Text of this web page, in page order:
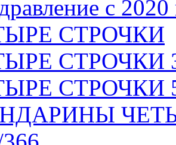
с 2020
СТРОЧКИ
СТРОЧКИ 3
СТРОЧКИ 5